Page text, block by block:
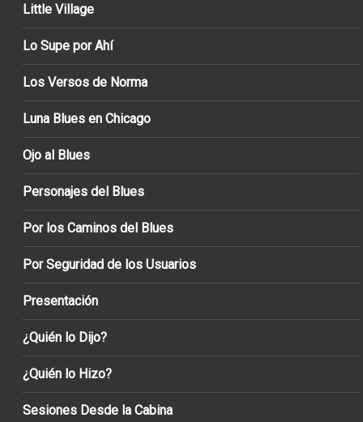
Little Village
Lo Supe por Ahí
Los Versos de Norma
Luna Blues en Chicago
Ojo al Blues
Personajes del Blues
Por los Caminos del Blues
Por Seguridad de los Usuarios
Presentación
¿Quién lo Dijo?
¿Quién lo Hizo?
Sesiones Desde la Cabina